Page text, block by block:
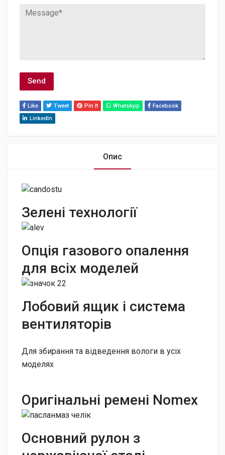
Like Tweet Pin It WhatsApp
Facebook
LinkedIn
Опис
Зелені технології
Опція газового опалення
для всіх моделей
Лобовий ящик і система
вентиляторів
Для збирання та відведення вологи в усіх
моделях
Оригінальні ремені Nomex
Основний рулон з